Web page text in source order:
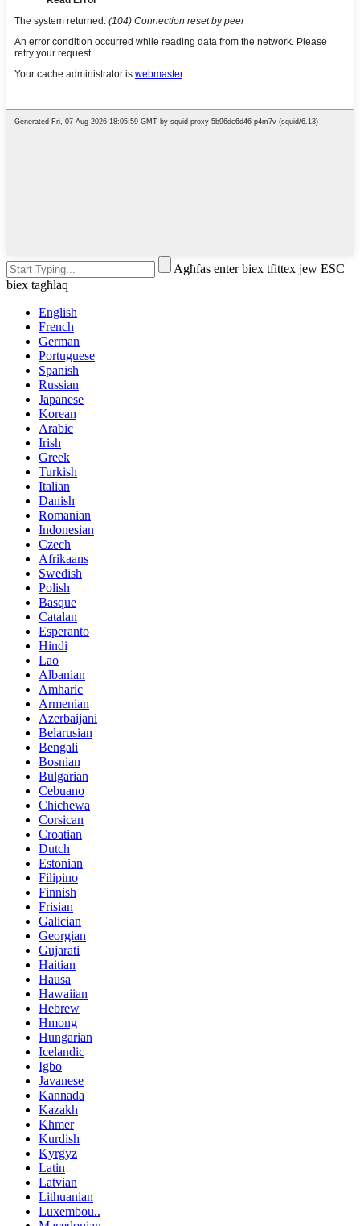
Agħfas enter biex tfittex jew ESC
biex tagħlaq
English
French
German
Portuguese
Spanish
Russian
Japanese
Korean
Arabic
Irish
Greek
Turkish
Italian
Danish
Romanian
Indonesian
Czech
Afrikaans
Swedish
Polish
Basque
Catalan
Esperanto
Hindi
Lao
Albanian
Amharic
Armenian
Azerbaijani
Belarusian
Bengali
Bosnian
Bulgarian
Cebuano
Chichewa
Corsican
Croatian
Dutch
Estonian
Filipino
Finnish
Frisian
Galician
Georgian
Gujarati
Haitian
Hausa
Hawaiian
Hebrew
Hmong
Hungarian
Icelandic
Igbo
Javanese
Kannada
Kazakh
Khmer
Kurdish
Kyrgyz
Latin
Latvian
Lithuanian
Luxembou..